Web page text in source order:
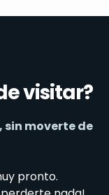
visitar?
sin moverte de
pronto.